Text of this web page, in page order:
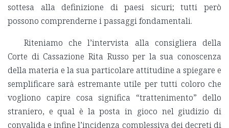
sottesa alla definizione di paesi sicuri; tutti però
possono comprenderne i passaggi fondamentali.
Riteniamo che l’intervista alla consigliera della
Corte di Cassazione Rita Russo per la sua conoscenza
della materia e la sua particolare attitudine a spiegare e
semplificare sarà estremante utile per tutti coloro che
vogliono capire cosa significa “trattenimento” dello
straniero, e qual è la posta in gioco nel giudizio di
convalida e infine l’incidenza complessiva dei decreti di